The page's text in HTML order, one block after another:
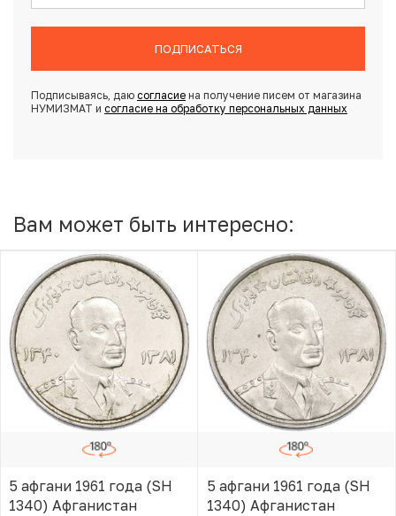
ПОДПИСАТЬСЯ
Подписываясь, даю согласиена получение писем от магазина
НУМИЗМАТ и согласие на обработку персональных данных
Вам может быть интересно:
5 афгани 1961 года (SH
1340) Афганистан
5 афгани 1961 года (SH
1340) Афганистан